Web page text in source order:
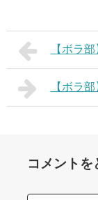
【ボラ
【ボラ
コメントを